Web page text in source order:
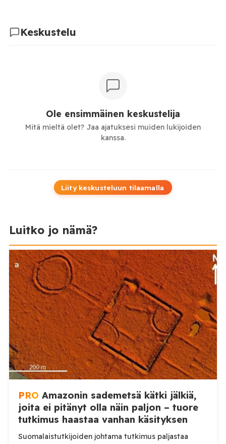
Keskustelu
Ole ensimmäinen keskustelija
Mitä mieltä olet? Jaa ajatuksesi muiden lukijoiden
kanssa.
Liity keskusteluun tilaamalla
Luitko jo nämä?
PRO Amazonin sademetsä kätki jälkiä,
joita ei pitänyt olla näin paljon – tuore
tutkimus haastaa vanhan käsityksen
Suomalaistutkijoiden johtama tutkimus paljastaa